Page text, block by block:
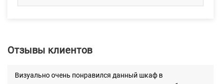
Отзывы клиентов
Визуально очень понравился данный шкаф в